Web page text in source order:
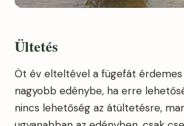
Ültetés
Öt év elteltével a fügefát
nagyobb edénybe, ha erre
nincs lehetőség az átültetésre,